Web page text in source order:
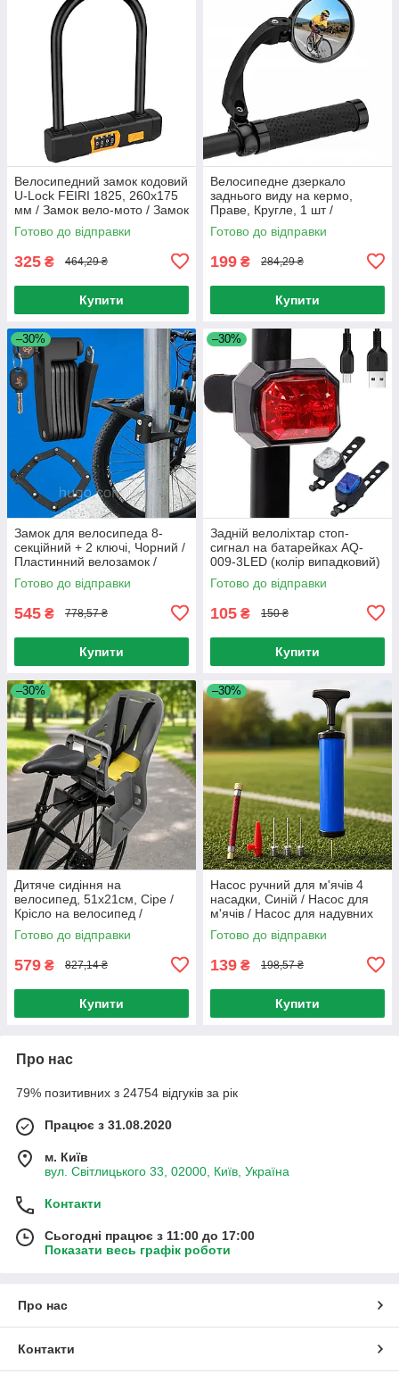
Велосипедний замок кодовий
U-Lock FEIRI 1825, 260х175
мм / Замок вело-мото / Замок
скоба / Велозамок
Готово до відправки
325 ₴ 464,29 ₴
Купити
Велосипедне дзеркало
заднього виду на кермо,
Праве, Кругле, 1 шт /
Дзеркало заднього виду для
велосипеда
Готово до відправки
199 ₴ 284,29 ₴
Купити
–30%
Замок для велосипеда 8-
секційний + 2 ключі, Чорний /
Пластинний велозамок /
Складаний замок на
велосипед
Готово до відправки
545 ₴ 778,57 ₴
Купити
–30%
Задній велоліхтар стоп-
сигнал на батарейках AQ-
009-3LED (колір випадковий)
/ Велофара
Готово до відправки
105 ₴ 150 ₴
Купити
–30%
Дитяче сидіння на
велосипед, 51х21см, Сіре /
Крісло на велосипед /
Велокрісло дитяче / Дитяче
крісло на багажник
Готово до відправки
579 ₴ 827,14 ₴
Купити
–30%
Насос ручний для м'ячів 4
насадки, Синій / Насос для
м'ячів / Насос для надувних
виробів / Насос для
спортивного інвентарю
Готово до відправки
139 ₴ 198,57 ₴
Купити
Про нас
79% позитивних з 24754 відгуків за рік
Працює з 31.08.2020
м. Київ
вул. Світлицького 33, 02000, Київ, Україна
Контакти
Сьогодні працює з 11:00 до 17:00
Показати весь графік роботи
Про нас
Контакти